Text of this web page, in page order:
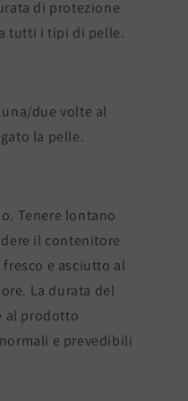
di protezione
tutti i tipi di pelle.
due volte al
la pelle.
Tenere lontano
il contenitore
e asciutto al
La durata del
al prodotto
e prevedibili